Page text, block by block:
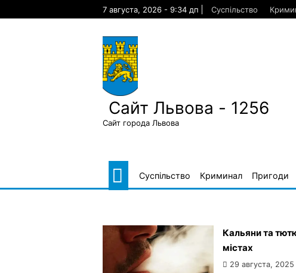
7 августа, 2026 - 9:34 дп Суспільство
Сайт Львова - 1256
Сайт города Львова
Суспільство Криминал Пригоди
Кальяни та
містах
29 августа, 2025